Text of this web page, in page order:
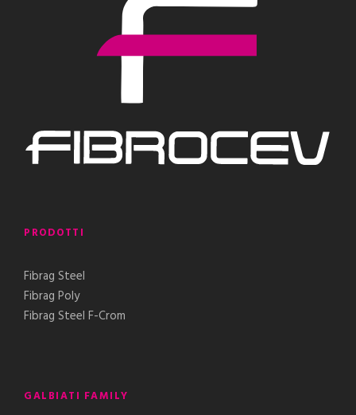
PRODOTTI
Fibrag Steel
Fibrag Poly
Fibrag Steel F-Crom
GALBIATI FAMILY